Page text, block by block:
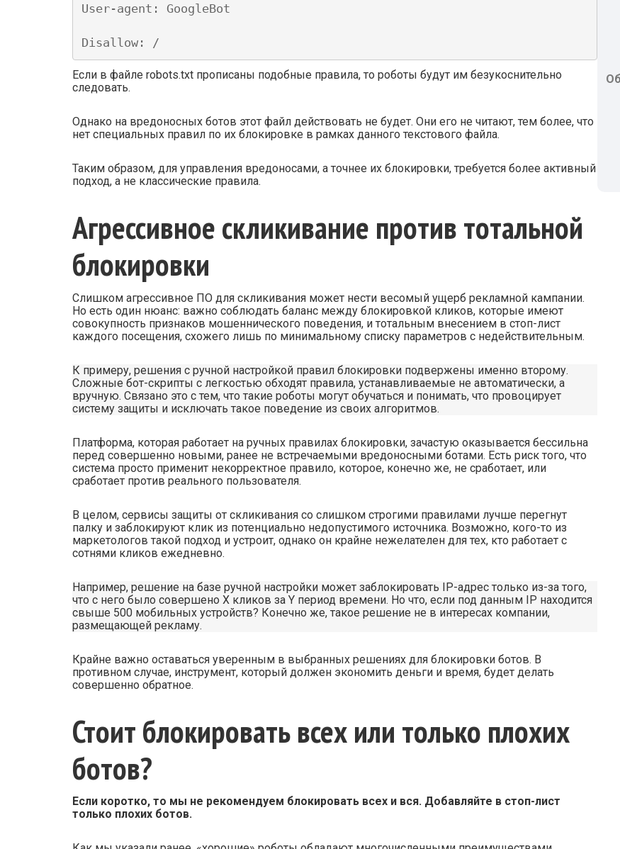
User-agent: GoogleBot
Disallow: /
Если в файле robots.txt прописаны подобные правила, то роботы будут им безукоснительно
следовать.
Однако на вредоносных ботов этот файл действовать не будет. Они его не читают, тем более, что
нет специальных правил по их блокировке в рамках данного текстового файла.
Таким образом, для управления вредоносами, а точнее их блокировки, требуется более активный
подход, а не классические правила.
Агрессивное скликивание против тотальной
блокировки
Слишком агрессивное ПО для скликивания может нести весомый ущерб рекламной кампании.
Но есть один нюанс: важно соблюдать баланс между блокировкой кликов, которые имеют
совокупность признаков мошеннического поведения, и тотальным внесением в стоп-лист
каждого посещения, схожего лишь по минимальному списку параметров с недействительным.
К примеру, решения с ручной настройкой правил блокировки подвержены именно второму.
Сложные бот-скрипты с легкостью обходят правила, устанавливаемые не автоматически, а
вручную. Связано это с тем, что такие роботы могут обучаться и понимать, что провоцирует
систему защиты и исключать такое поведение из своих алгоритмов.
Платформа, которая работает на ручных правилах блокировки, зачастую оказывается бессильна
перед совершенно новыми, ранее не встречаемыми вредоносными ботами. Есть риск того, что
система просто применит некорректное правило, которое, конечно же, не сработает, или
сработает против реального пользователя.
В целом, сервисы защиты от скликивания со слишком строгими правилами лучше перегнут
палку и заблокируют клик из потенциально недопустимого источника. Возможно, кого-то из
маркетологов такой подход и устроит, однако он крайне нежелателен для тех, кто работает с
сотнями кликов ежедневно.
Например, решение на базе ручной настройки может заблокировать IP-адрес только из-за того,
что с него было совершено X кликов за Y период времени. Но что, если под данным IP находится
свыше 500 мобильных устройств? Конечно же, такое решение не в интересах компании,
размещающей рекламу.
Крайне важно оставаться уверенным в выбранных решениях для блокировки ботов. В
противном случае, инструмент, который должен экономить деньги и время, будет делать
совершенно обратное.
Стоит блокировать всех или только плохих
ботов?
Если коротко, то мы не рекомендуем блокировать всех и вся. Добавляйте в стоп-лист
только плохих ботов.